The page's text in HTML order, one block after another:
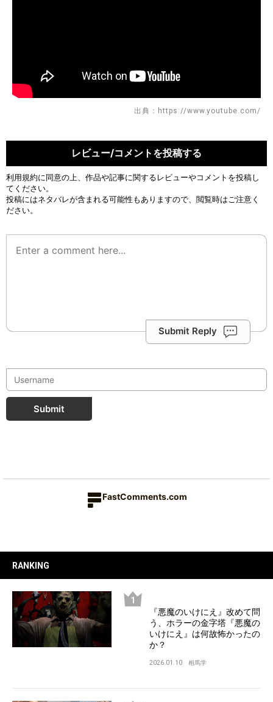
出典：https://www.youtube.com/
レビュー/コメントを投稿する
利用規約に同意の上、作品や記事に関するレビューやコメントを投稿し
てください。
投稿にはネタバレが含まれる可能性もありますので、閲覧時はご注意く
ださい。
Submit Reply
Submit
FastComments.com
RANKING
『悪魔のいけにえ』改めて問
う、ホラーの金字塔『悪魔の
いけにえ』は何故怖かったの
か？
2026.01.10 相馬学